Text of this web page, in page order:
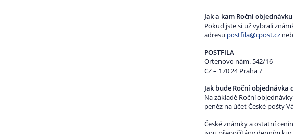
Jak a kam Roční
Pokud jste si už vybrali
adresu postfila@cpost.cz
POSTFILA
Ortenovo nám. 542/16
CZ – 170 24 Praha 7
Jak bude Roční objednávka
Na základě Roční
peněz na účet České pošty
České známky a ostatní